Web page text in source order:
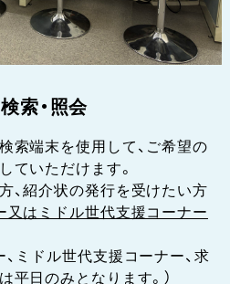
索・照会
索端末を使用して、ご希望の
ていただけます。
、紹介状の発行を受けたい方
はミドル世代支援コーナー
ミドル世代支援コーナー、求
平日のみとなります。）